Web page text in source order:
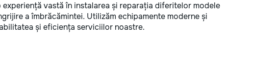
vastă în instalarea și reparația diferitelor modele
a îmbrăcămintei. Utilizăm echipamente moderne și
și eficiența serviciilor noastre.